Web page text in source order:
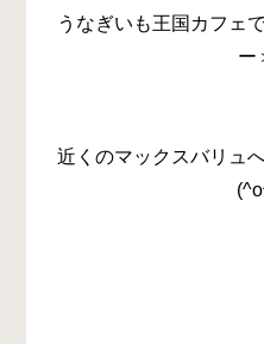
うなぎいも王国カフェ
ー
近くのマックスバリュ